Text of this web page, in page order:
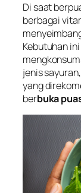
Di saat
berbagai
Kebutuhan
jenis
yang
berbuka